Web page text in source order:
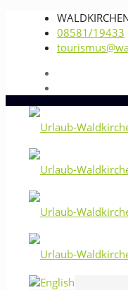
08581/19433